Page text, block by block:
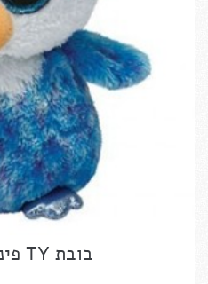
בובת TY פינגווין כחול